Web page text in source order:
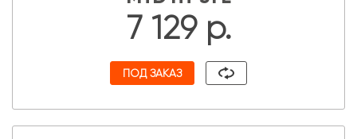
7 129 р.
ПОД ЗАКАЗ